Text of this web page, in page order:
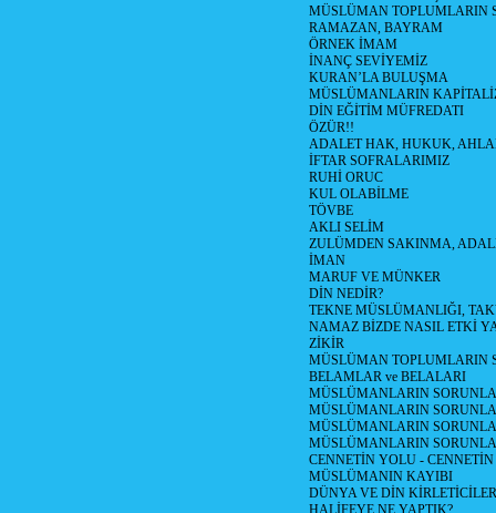
MÜSLÜMAN TOPLUMLARIN
RAMAZAN, BAYRAM
ÖRNEK İMAM
İNANÇ SEVİYEMİZ
KURAN’LA BULUŞMA
MÜSLÜMANLARIN
DİN EĞİTİM MÜFREDATI
ÖZÜR!!
ADALET HAK, HUKUK,
İFTAR SOFRALARIMIZ
RUHİ ORUC
KUL OLABİLME
TÖVBE
AKLI SELİM
ZULÜMDEN SAKINMA,
İMAN
MARUF VE MÜNKER
DİN NEDİR?
TEKNE MÜSLÜMANLIĞI,
NAMAZ BİZDE NASIL ETKİ
ZİKİR
MÜSLÜMAN TOPLUMLARIN
BELAMLAR ve BELALARI
MÜSLÜMANLARIN
MÜSLÜMANLARIN
MÜSLÜMANLARIN
MÜSLÜMANLARIN
CENNETİN YOLU -
MÜSLÜMANIN KAYIBI
DÜNYA VE DİN
HALİFEYE NE YAPTIK?